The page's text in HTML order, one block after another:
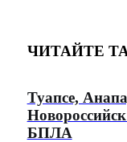
ЧИТАЙТЕ
Туапсе,
БПЛА